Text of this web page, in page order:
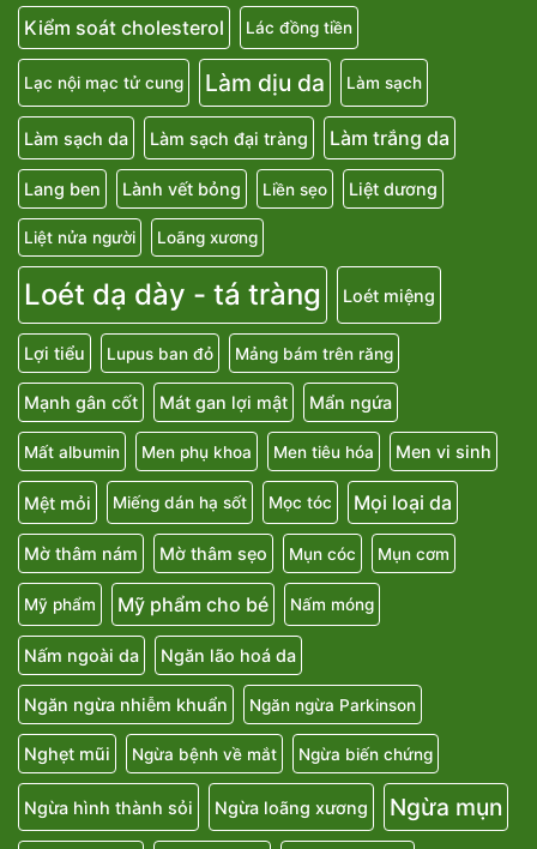
Kiểm soát cholesterol Lác đồng tiền
Lạc nội mạc tử cung Làm dịu da Làm sạch
Làm sạch da Làm sạch đại tràng Làm trắng da
Lang ben Lành vết bỏng Liền sẹo Liệt dương
Liệt nửa người Loãng xương
Loét dạ dày - tá tràng Loét miệng
Lợi tiểu Lupus ban đỏ Mảng bám trên răng
Mạnh gân cốt Mát gan lợi mật Mẩn ngứa
Mất albumin Men phụ khoa Men tiêu hóa Men vi sinh
Mệt mỏi Miếng dán hạ sốt Mọc tóc Mọi loại da
Mờ thâm nám Mờ thâm sẹo Mụn cóc Mụn cơm
Mỹ phẩm Mỹ phẩm cho bé Nấm móng
Nấm ngoài da Ngăn lão hoá da
Ngăn ngừa nhiễm khuẩn Ngăn ngừa Parkinson
Nghẹt mũi Ngừa bệnh về mắt Ngừa biến chứng
Ngừa hình thành sỏi Ngừa loãng xương Ngừa mụn